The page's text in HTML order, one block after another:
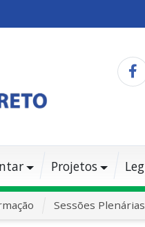
Projetos
Sessões Plenárias